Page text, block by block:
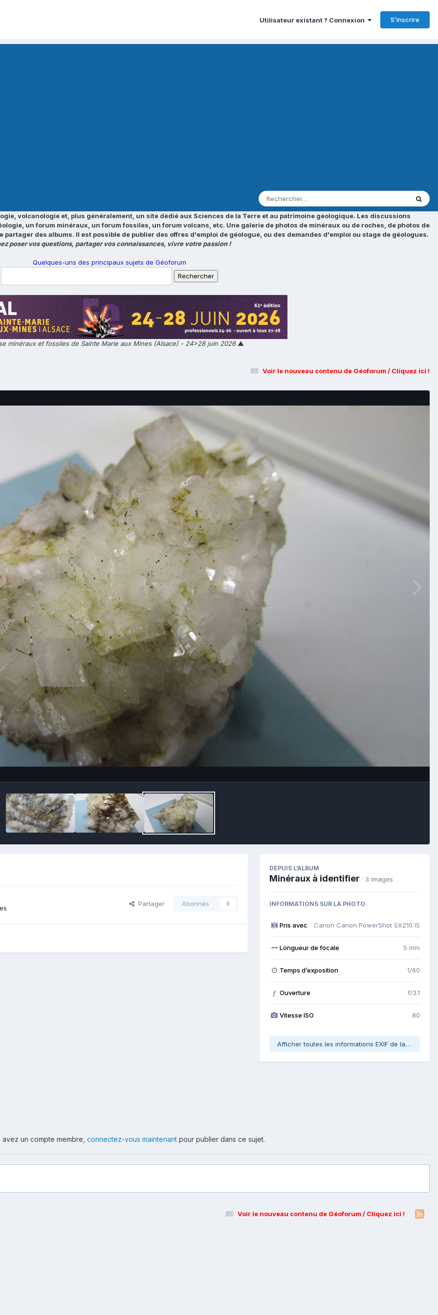
Utilisateur existant ? Connexion S’inscrire
volcanologie et, plus généralement, un site dédié aux Sciences de la Terre et au patrimoine géologique. Les discussions
un forum minéraux, un forum fossiles, un forum volcans, etc. Une galerie de photos de minéraux ou de roches, de photos de
des albums. Il est possible de publier des offres d'emploi de géologue, ou des demandes d'emploi ou stage de géologues.
poser vos questions, partager vos connaissances, vivre votre passion !
Quelques-uns des principaux sujets de Géoforum
minéraux et fossiles de Sainte Marie aux Mines (Alsace) - 24>28 juin 2026▲
Voir le nouveau contenu de Géoforum / Cliquez ici !
Image Tools
Partager Abonnés 0
DEPUIS L’ALBUM
Minéraux à identifier · 3 images
INFORMATIONS SUR LA PHOTO
Pris avec Canon Canon PowerShot SX210 IS
Longueur de focale 5 mm
Temps d’exposition 1/60
f Ouverture f/3.1
Vitesse ISO 80
Afficher toutes les informations EXIF de la photo
un compte membre, connectez-vous maintenant pour publier dans ce sujet.
Voir le nouveau contenu de Géoforum / Cliquez ici !